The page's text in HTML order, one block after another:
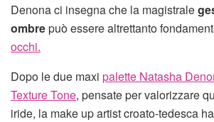
Denona ci insegna che la magistrale
ombrepuò essere altrettanto
occhi.
Dopo le due maxi palette Natasha
Texture Tone, pensate per valorizzare
iride, la make up artist croato-tedesca